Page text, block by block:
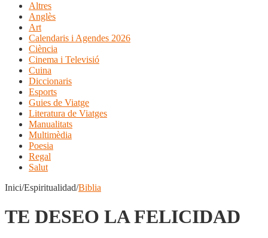
Altres
Anglès
Art
Calendaris i Agendes 2026
Ciència
Cinema i Televisió
Cuina
Diccionaris
Esports
Guies de Viatge
Literatura de Viatges
Manualitats
Multimèdia
Poesia
Regal
Salut
Inici/Espiritualidad/Biblia
TE DESEO LA FELICIDAD